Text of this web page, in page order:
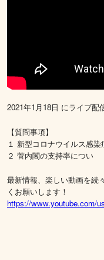
2021年1月18日 にライブ配
【質問事項】
１ 新型コロナウイルス感染
２ 菅内閣の支持率につい
最新情報、楽しい動画を続
くお願いします！
https://www.youtube.com/